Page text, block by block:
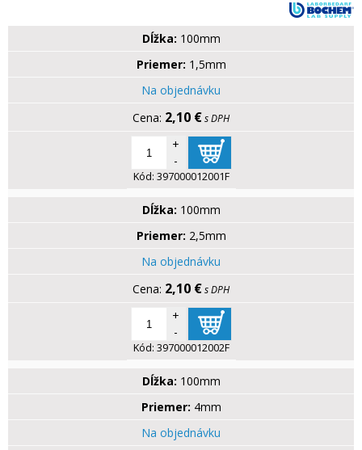
Dĺžka: 100mm
Priemer: 1,5mm
Na objednávku
2,10 €s DPH
+
-
Kód: 397000012001F
Dĺžka: 100mm
Priemer: 2,5mm
Na objednávku
2,10 €s DPH
+
-
Kód: 397000012002F
Dĺžka: 100mm
Priemer: 4mm
Na objednávku